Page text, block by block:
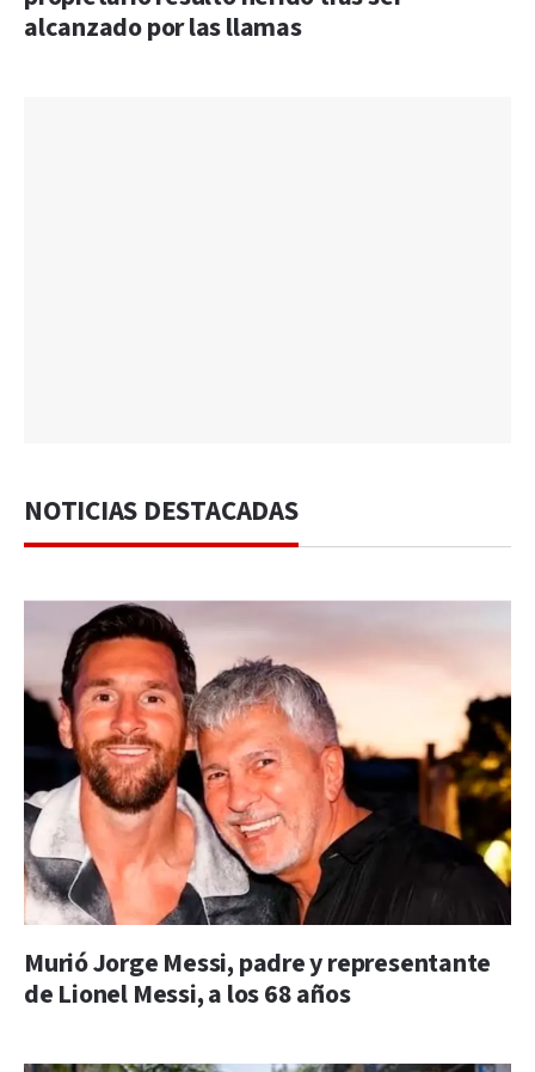
alcanzado por las llamas
NOTICIAS DESTACADAS
Murió Jorge Messi, padre y representante
de Lionel Messi, a los 68 años